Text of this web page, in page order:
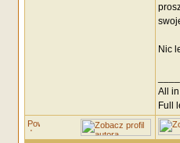
Nic
All
Full